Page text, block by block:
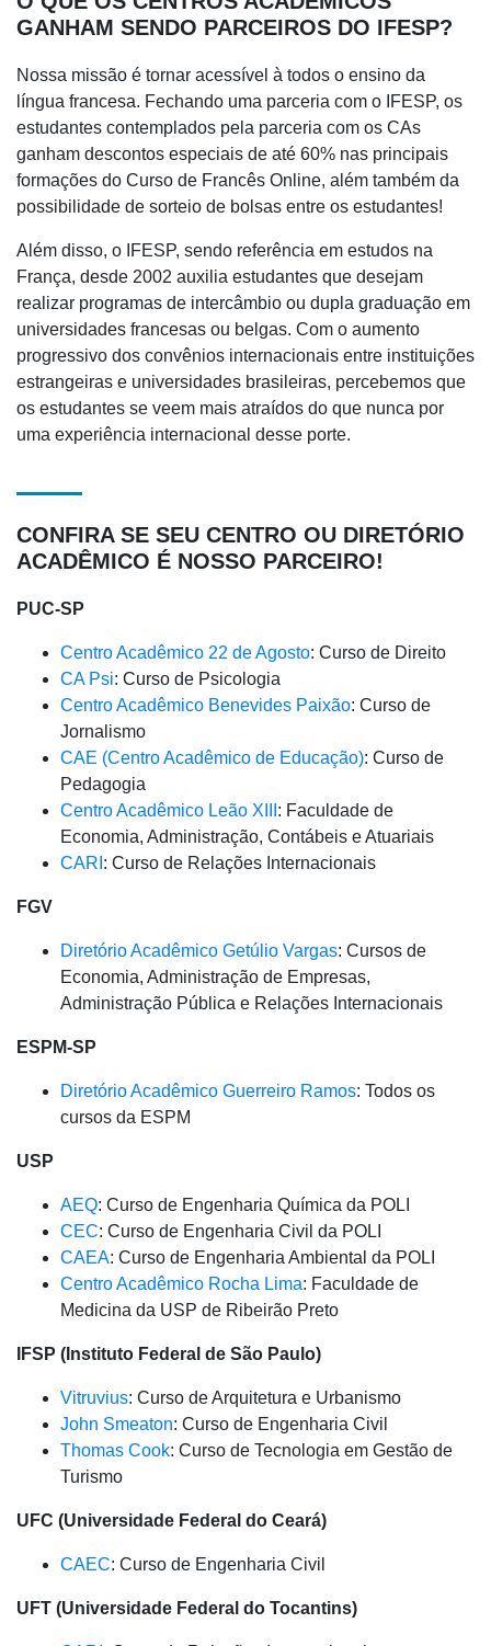
GANHAM SENDO PARCEIROS DO IFESP?
Nossa missão é tornar acessível à todos o ensino da
língua francesa. Fechando uma parceria com o IFESP, os
estudantes contemplados pela parceria com os CAs
ganham descontos especiais de até 60% nas principais
formações do Curso de Francês Online, além também da
possibilidade de sorteio de bolsas entre os estudantes!
Além disso, o IFESP, sendo referência em estudos na
França, desde 2002 auxilia estudantes que desejam
realizar programas de intercâmbio ou dupla graduação em
universidades francesas ou belgas. Com o aumento
progressivo dos convênios internacionais entre instituições
estrangeiras e universidades brasileiras, percebemos que
os estudantes se veem mais atraídos do que nunca por
uma experiência internacional desse porte.
CONFIRA SE SEU CENTRO OU DIRETÓRIO
ACADÊMICO É NOSSO PARCEIRO!
PUC-SP
Centro Acadêmico 22 de Agosto: Curso de Direito
CA Psi: Curso de Psicologia
Centro Acadêmico Benevides Paixão: Curso de
Jornalismo
CAE (Centro Acadêmico de Educação): Curso de
Pedagogia
Centro Acadêmico Leão XIII : Faculdade de
Economia, Administração, Contábeis e Atuariais
CARI : Curso de Relações Internacionais
FGV
Diretório Acadêmico Getúlio Vargas: Cursos de
Economia, Administração de Empresas,
Administração Pública e Relações Internacionais
ESPM-SP
Diretório Acadêmico Guerreiro Ramos: Todos os
cursos da ESPM
USP
AEQ: Curso de Engenharia Química da POLI
CEC: Curso de Engenharia Civil da POLI
CAEA: Curso de Engenharia Ambiental da POLI
Centro Acadêmico Rocha Lima: Faculdade de
Medicina da USP de Ribeirão Preto
IFSP (Instituto Federal de São Paulo)
Vitruvius: Curso de Arquitetura e Urbanismo
John Smeaton: Curso de Engenharia Civil
Thomas Cook: Curso de Tecnologia em Gestão de
Turismo
UFC (Universidade Federal do Ceará)
CAEC: Curso de Engenharia Civil
UFT (Universidade Federal do Tocantins)